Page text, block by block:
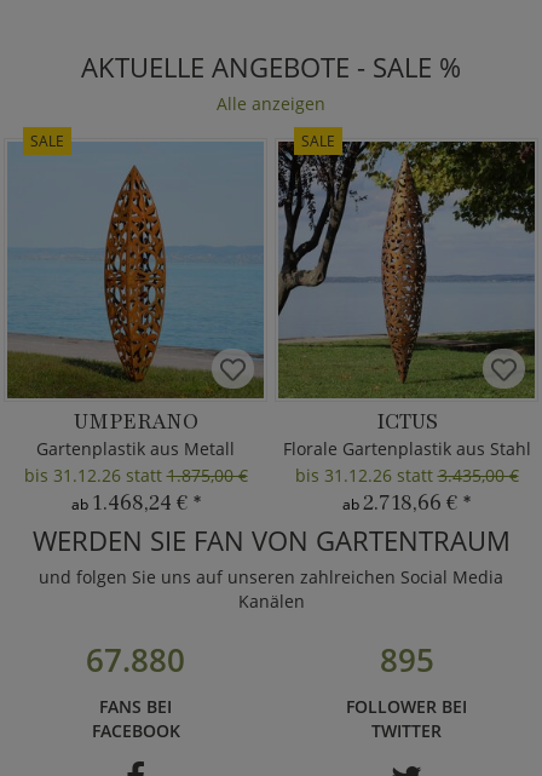
AKTUELLE ANGEBOTE - SALE %
Alle anzeigen
SALE
UMPERANO
Gartenplastik aus Metall
bis 31.12.26 statt1.875,00 €
ab 1.468,24 € *
SALE
ICTUS
Florale Gartenplastik aus Stahl
bis 31.12.26 statt3.435,00 €
ab2.718,66 € *
WERDEN SIE FAN VON GARTENTRAUM
und folgen Sie uns auf unseren zahlreichen Social Media
Kanälen
67.880
FANS BEI
FACEBOOK
895
FOLLOWER BEI
TWITTER